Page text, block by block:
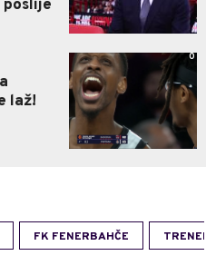
poslije
laž!
0
FK FENERBAHČE